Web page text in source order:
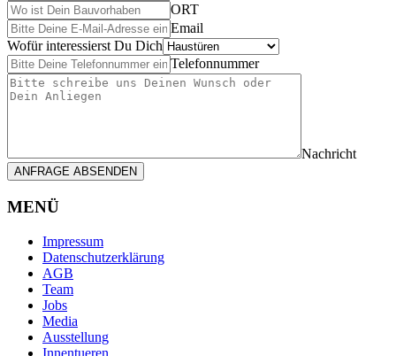
ORT
Email
Wofür interessierst Du Dich
Telefonnummer
Nachricht
ANFRAGE ABSENDEN
MENÜ
Impressum
Datenschutzerklärung
AGB
Team
Jobs
Media
Ausstellung
Innentueren